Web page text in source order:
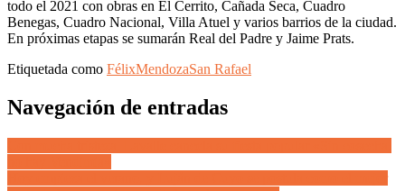
todo el 2021 con obras en El Cerrito, Cañada Seca, Cuadro
Benegas, Cuadro Nacional, Villa Atuel y varios barrios de la ciudad.
En próximas etapas se sumarán Real del Padre y Jaime Prats.
Etiquetada como FélixMendozaSan Rafael
Navegación de entradas